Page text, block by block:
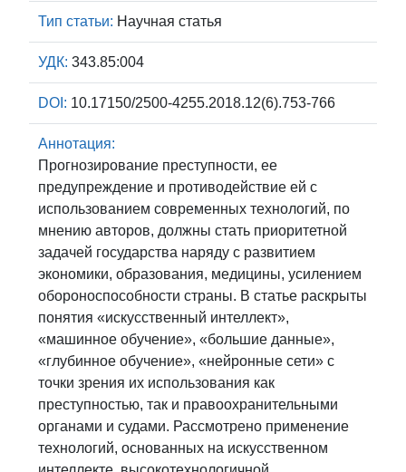
Тип статьи: Научная статья
УДК: 343.85:004
DOI: 10.17150/2500-4255.2018.12(6).753-766
Аннотация:
Прогнозирование преступности, ее
предупреждение и противодействие ей с
использованием современных технологий, по
мнению авторов, должны стать приоритетной
задачей государства наряду с развитием
экономики, образования, медицины, усилением
обороноспособности страны. В статье раскрыты
понятия «искусственный интеллект»,
«машинное обучение», «большие данные»,
«глубинное обучение», «нейронные сети» с
точки зрения их использования как
преступностью, так и правоохранительными
органами и судами. Рассмотрено применение
технологий, основанных на искусственном